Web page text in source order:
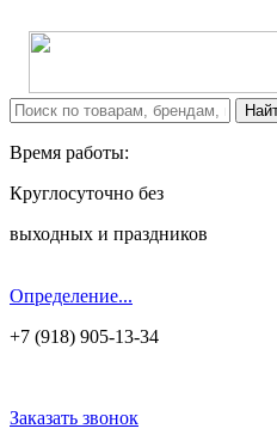
Время работы:
Круглосуточно без
выходных и праздников
Определение...
+7 (918) 905-13-34
Заказать звонок